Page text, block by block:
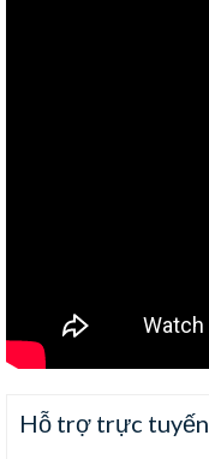
Hỗ trợ trực tuyến